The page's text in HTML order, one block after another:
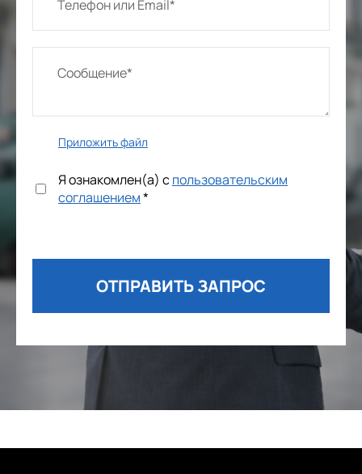
Приложить файл
Я ознакомлен(а) спользовательским
соглашением*
ОТПРАВИТЬ ЗАПРОС